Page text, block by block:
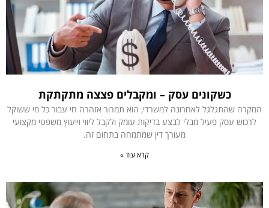
כשקונים עסק – ומקבלים פצצה מתקתקת
המקרה שהתגלגל לאחרונה למשרדי, הוא תמרור אזהרה חי עבור כל מי ששוקל
לרכוש עסק פעיל מבלי לבצע בדיקות עומק ולקבל ליווי וייעוץ משפטי מקצועי
מעורך דין שמתמחה בתחום זה.
קרא עוד »